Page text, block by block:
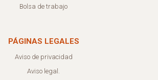
Bolsa de trabajo
PÁGINAS LEGALES
Aviso de privacidad
Aviso legal.